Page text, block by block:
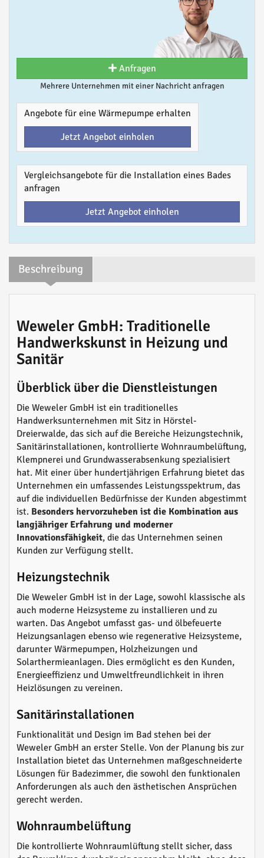
Anfragen
Mehrere Unternehmen mit einer Nachricht anfragen
Angebote für eine Wärmepumpe erhalten
Jetzt Angebot einholen
Vergleichsangebote für die Installation eines Bades
anfragen
Jetzt Angebot einholen
Beschreibung
Weweler GmbH: Traditionelle
Handwerkskunst in Heizung und
Sanitär
Überblick über die Dienstleistungen
Die Weweler GmbH ist ein traditionelles
Handwerksunternehmen mit Sitz in Hörstel-
Dreierwalde, das sich auf die Bereiche Heizungstechnik,
Sanitärinstallationen, kontrollierte Wohnraumbelüftung,
Klempnerei und Grundwasserabsenkung spezialisiert
hat. Mit einer über hundertjährigen Erfahrung bietet das
Unternehmen ein umfassendes Leistungsspektrum, das
auf die individuellen Bedürfnisse der Kunden abgestimmt
ist. Besonders hervorzuheben ist die Kombination aus
langjähriger Erfahrung und moderner
Innovationsfähigkeit, die das Unternehmen seinen
Kunden zur Verfügung stellt.
Heizungstechnik
Die Weweler GmbH ist in der Lage, sowohl klassische als
auch moderne Heizsysteme zu installieren und zu
warten. Das Angebot umfasst gas- und ölbefeuerte
Heizungsanlagen ebenso wie regenerative Heizsysteme,
darunter Wärmepumpen, Holzheizungen und
Solarthermieanlagen. Dies ermöglicht es den Kunden,
Energieeffizienz und Umweltfreundlichkeit in ihren
Heizlösungen zu vereinen.
Sanitärinstallationen
Funktionalität und Design im Bad stehen bei der
Weweler GmbH an erster Stelle. Von der Planung bis zur
Installation bietet das Unternehmen maßgeschneiderte
Lösungen für Badezimmer, die sowohl den funktionalen
Anforderungen als auch den ästhetischen Ansprüchen
gerecht werden.
Wohnraumbelüftung
Die kontrollierte Wohnraumlüftung stellt sicher, dass